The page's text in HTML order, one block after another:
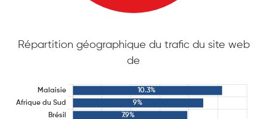
Répartition géographique du trafic du site web
de